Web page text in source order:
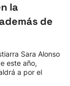
la
de
Sara Alonso
este año,
a por el